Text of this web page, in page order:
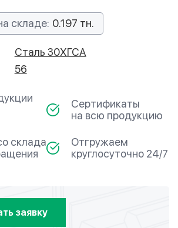
складе: 0.197 тн.
Сталь 30ХГСА
56
Сертификаты
на всю продукцию
склада
Отгружаем
круглосуточно 24/7
заявку